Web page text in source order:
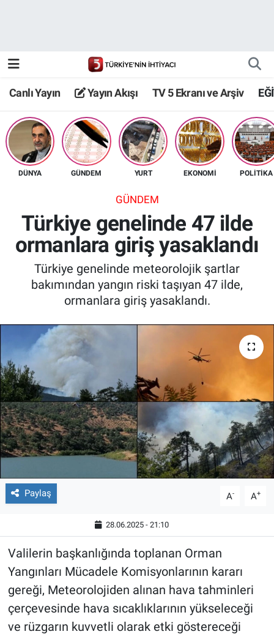
Canlı Yayın Yayın Akışı TV 5 Ekranı ve Arşiv
DÜNYA GÜNDEM YURT EKONOMİ POLİTİKA
GÜNDEM
Türkiye genelinde 47 ilde
ormanlara giriş yasaklandı
Türkiye genelinde meteorolojik şartlar
bakımından yangın riski taşıyan 47 ilde,
ormanlara giriş yasaklandı.
Paylaş A- A+
28.06.2025 - 21:10
Valilerin başkanlığında toplanan Orman
Yangınları Mücadele Komisyonlarının kararı
gereği, Meteorolojiden alınan hava tahminleri
çerçevesinde hava sıcaklıklarının yükseleceği
ve rüzgarın kuvvetli olarak etki göstereceği
TV 5 Ekranı ve Arşiv